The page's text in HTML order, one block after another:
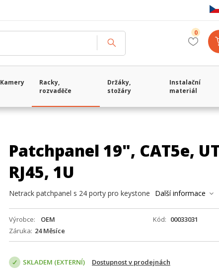
0
Kamery
Racky,
rozvaděče
Držáky,
stožáry
Instalační
materiál
Patchpanel 19", CAT5e,
RJ45, 1U
Netrack patchpanel s 24 porty pro keystone Další informace
Výrobce OEM Kód
00033031
Záruka 24 Měsíce
SKLADEM (EXTERNÍ) Dostupnost v prodejnách